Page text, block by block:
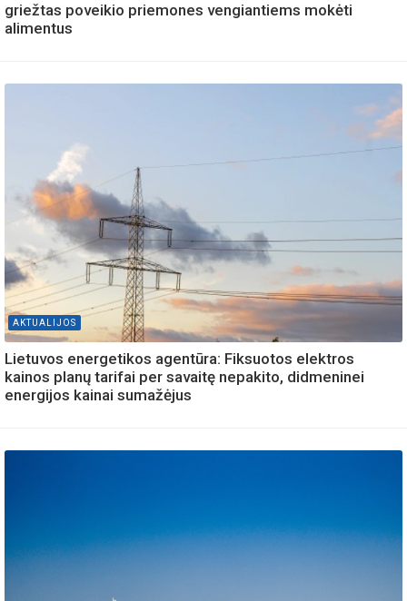
griežtas poveikio priemones vengiantiems mokėti
alimentus
AKTUALIJOS
Lietuvos energetikos agentūra: Fiksuotos elektros
kainos planų tarifai per savaitę nepakito, didmeninei
energijos kainai sumažėjus